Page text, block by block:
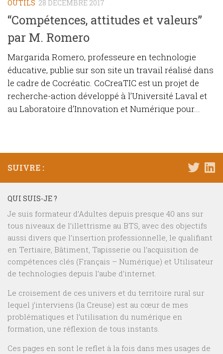
OUTILS 28 DÉCEMBRE 2017
“Compétences, attitudes et valeurs”
par M. Romero
Margarida Romero, professeure en technologie
éducative, publie sur son site un travail réalisé dans
le cadre de Cocréatic. CoCreaTIC est un projet de
recherche-action développé à l’Université Laval et
au Laboratoire d’Innovation et Numérique pour...
SUIVRE :
QUI SUIS-JE ?
Je suis formateur d’Adultes depuis presque 40 ans sur
tous niveaux de l’illettrisme au BTS, avec des objectifs
aussi divers que l’insertion professionnelle, le qualifiant
en Tertiaire, Bâtiment, Tapisserie ou l’acquisition de
compétences clés (Français – Numérique) et Utilisateur
de technologies depuis l’aube d’internet.
Le croisement de ces univers et du territoire rural sur
lequel j’interviens (la Creuse) est au cœur de mes
problématiques et l’utilisation du numérique en
formation, une réflexion de tous instants.
Ces pages en sont le reflet à la fois dans mes usages de